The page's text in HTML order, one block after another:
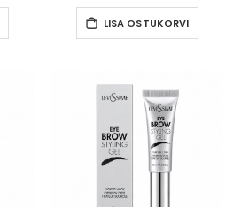
LISA OSTUKORVI